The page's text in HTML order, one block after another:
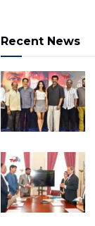
Recent News